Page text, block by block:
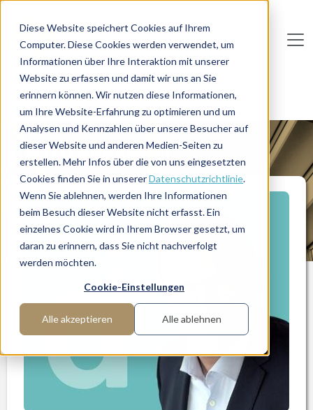
Diese Website speichert Cookies auf Ihrem
Computer. Diese Cookies werden verwendet, um
Informationen über Ihre Interaktion mit unserer
Website zu erfassen und damit wir uns an Sie
erinnern können. Wir nutzen diese Informationen,
um Ihre Website-Erfahrung zu optimieren und um
Analysen und Kennzahlen über unsere Besucher auf
dieser Website und anderen Medien-Seiten zu
erstellen. Mehr Infos über die von uns eingesetzten
Cookies finden Sie in unsererDatenschutzrichtlinie.
Wenn Sie ablehnen, werden Ihre Informationen
beim Besuch dieser Website nicht erfasst. Ein
einzelnes Cookie wird in Ihrem Browser gesetzt, um
daran zu erinnern, dass Sie nicht nachverfolgt
werden möchten.
Cookie-Einstellungen
Alle akzeptieren Alle ablehnen
Deutsc he InterimAG
Home
Manager-Übersicht
Interim CRO für die mittelständische Industrie
MANAGERPROFIL